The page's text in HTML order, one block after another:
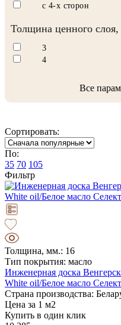
с 4-х сторон
Толщина ценного
3
4
Все
Сортировать:
По:
35 70 105
Фильтр
Толщина, мм.: 16
Тип покрытия: масло
Инженерная доска
White oil/Белое масло Селект
Страна производства:
Цена за 1 м2
Купить в один клик